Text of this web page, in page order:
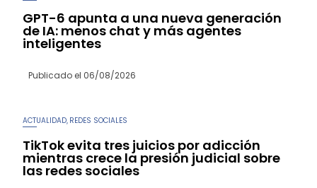
GPT-6 apunta a una nueva generación
de IA: menos chat y más agentes
inteligentes
Publicado el 06/08/2026
ACTUALIDAD, REDES SOCIALES
TikTok evita tres juicios por adicción
mientras crece la presión judicial sobre
las redes sociales